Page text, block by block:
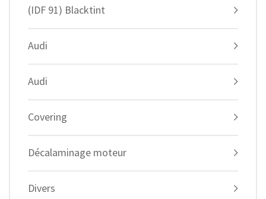
(IDF 91) Blacktint
Audi
Audi
Covering
Décalaminage moteur
Divers